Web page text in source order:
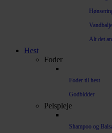
Alt det
Hest
Foder
Foder til hest
Godbidder
Pelspleje
Shampoo og